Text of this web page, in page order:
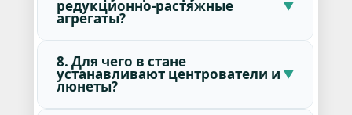
редукционно-растяжные
агрегаты?
8. Для чего в стане
устанавливают центрователи и
люнеты?